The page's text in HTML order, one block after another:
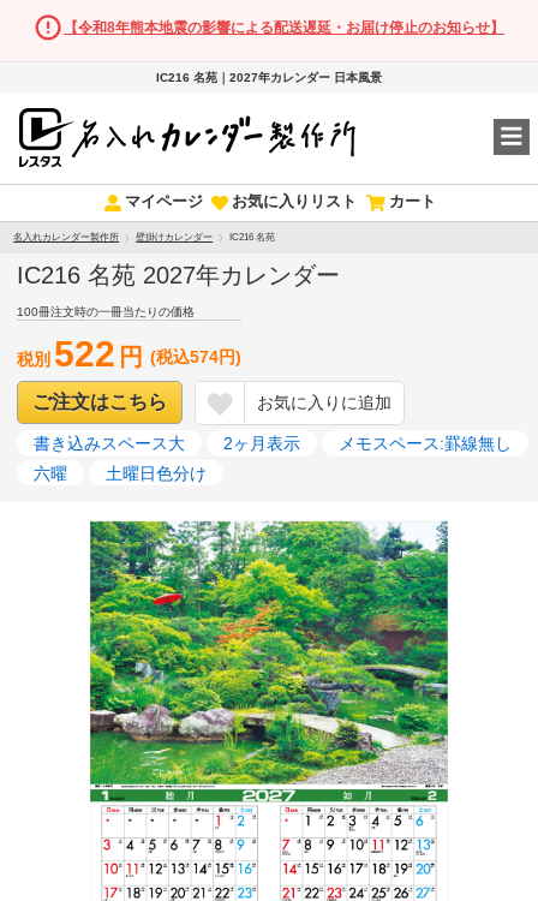
【令和8年熊本地震の影響による配送遅延・お届け停止のお知らせ】
IC216 名苑｜2027年カレンダー 日本風景
マイページ お気に入りリスト カート
名入れカレンダー製作所 壁掛けカレンダー IC216 名苑
IC216 名苑 2027年カレンダー
100冊注文時の一冊当たりの価格
税別 522 円 (税込574円)
ご注文はこちら お気に入りに追加
書き込みスペース大 2ヶ月表示
メモスペース:罫線無し
六曜
土曜日色分け